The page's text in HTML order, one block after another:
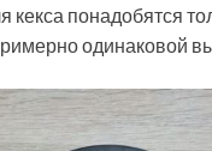
кекса понадобятся
одинаковой